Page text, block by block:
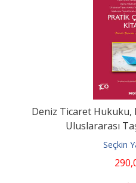
Deniz Ticaret
Uluslararası
Seçkin
290